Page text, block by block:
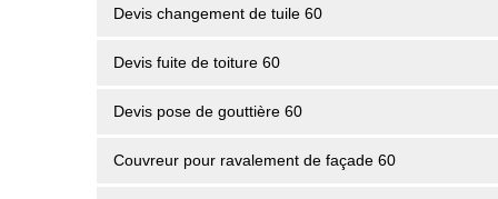
Devis changement de tuile 60
Devis fuite de toiture 60
Devis pose de gouttière 60
Couvreur pour ravalement de façade 60